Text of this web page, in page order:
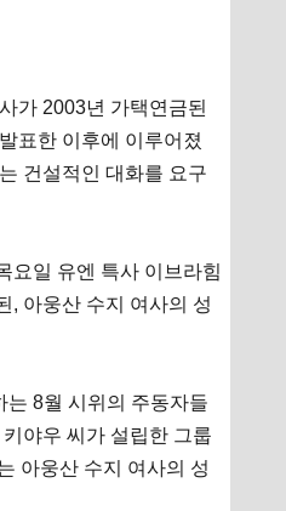
가 2003년 가택연금된
표한 이후에 이루어졌
건설적인 대화를 요구
요일 유엔 특사 이브라힘
, 아웅산 수지 여사의 성
는 8월 시위의 주동자들
야우 씨가 설립한 그룹
아웅산 수지 여사의 성